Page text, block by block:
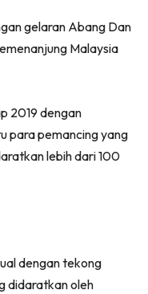
gelaran Abang Dan
Malaysia
2019 dengan
para pemancing yang
lebih dari 100
dengan tekong
didaratkan oleh